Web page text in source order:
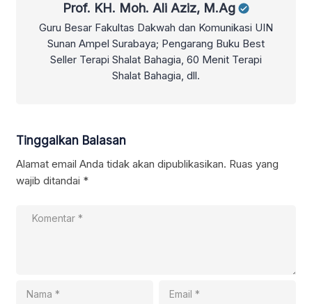
Prof. KH. Moh. Ali Aziz, M.Ag
Guru Besar Fakultas Dakwah dan Komunikasi UIN
Sunan Ampel Surabaya; Pengarang Buku Best
Seller Terapi Shalat Bahagia, 60 Menit Terapi
Shalat Bahagia, dll.
Tinggalkan Balasan
Alamat email Anda tidak akan dipublikasikan. Ruas yang
wajib ditandai *